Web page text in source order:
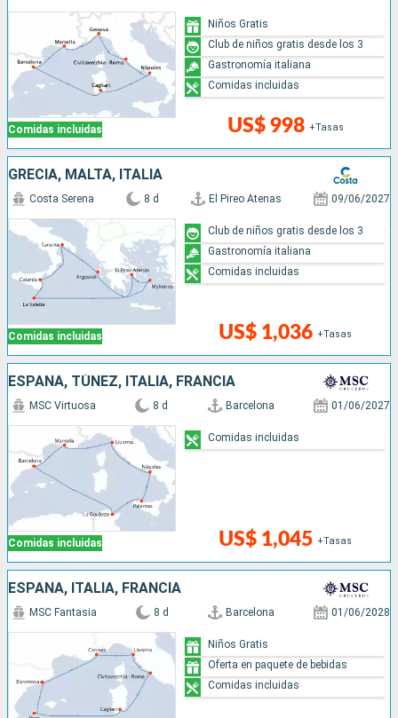
Comidas incluidas US$ 998 +Tasas
Niños Gratis
Club de niños gratis desde los 3
Gastronomía italiana
Comidas incluidas
GRECIA, MALTA, ITALIA
Comidas incluidas
Costa Serena 8 d El Pireo Atenas 09/06/2027
US$ 1,036 +Tasas
Club de niños gratis desde los 3
Gastronomía italiana
Comidas incluidas
ESPAÑA, TÚNEZ, ITALIA, FRANCIA
Comidas incluidas
MSC Virtuosa 8 d Barcelona 01/06/2027
US$ 1,045 +Tasas
Comidas incluidas
ESPAÑA, ITALIA, FRANCIA
MSC Fantasia 8 d Barcelona 01/06/2028
Niños Gratis
Oferta en paquete de bebidas
Comidas incluidas